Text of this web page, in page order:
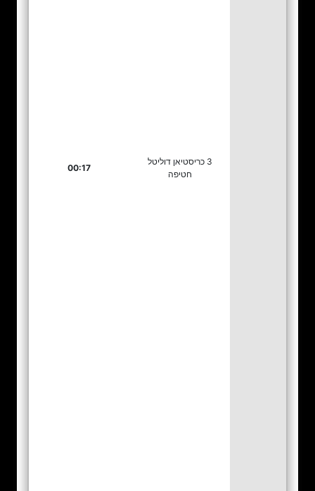
3 כריסטיאן דוליטל
חטיפה
00:17